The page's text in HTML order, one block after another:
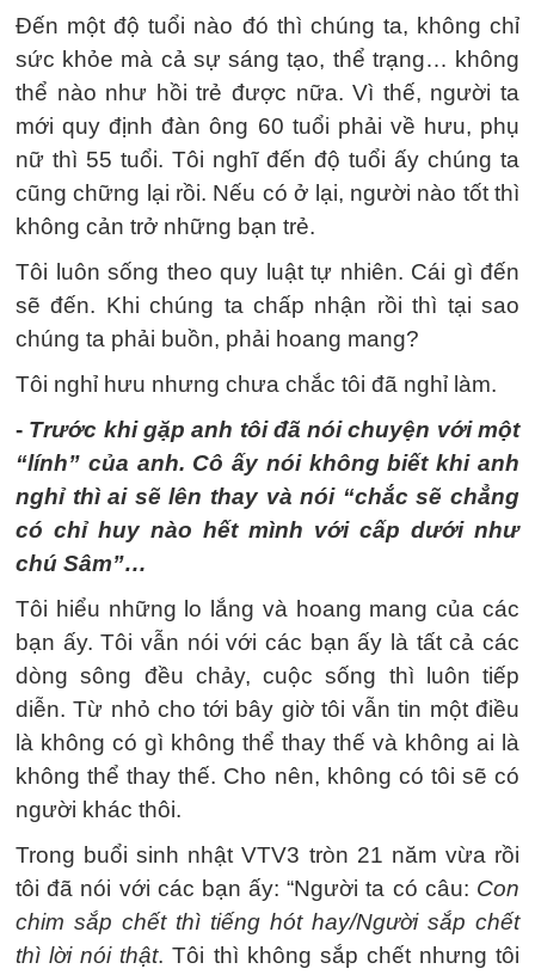
Đến một độ tuổi nào đó thì chúng ta, không chỉ
sức khỏe mà cả sự sáng tạo, thể trạng… không
thể nào như hồi trẻ được nữa. Vì thế, người ta
mới quy định đàn ông 60 tuổi phải về hưu, phụ
nữ thì 55 tuổi. Tôi nghĩ đến độ tuổi ấy chúng ta
cũng chững lại rồi. Nếu có ở lại, người nào tốt thì
không cản trở những bạn trẻ.
Tôi luôn sống theo quy luật tự nhiên. Cái gì đến
sẽ đến. Khi chúng ta chấp nhận rồi thì tại sao
chúng ta phải buồn, phải hoang mang?
Tôi nghỉ hưu nhưng chưa chắc tôi đã nghỉ làm.
- Trước khi gặp anh tôi đã nói chuyện với một
“lính” của anh. Cô ấy nói không biết khi anh
nghỉ thì ai sẽ lên thay và nói “chắc sẽ chẳng
có chỉ huy nào hết mình với cấp dưới như
chú Sâm”…
Tôi hiểu những lo lắng và hoang mang của các
bạn ấy. Tôi vẫn nói với các bạn ấy là tất cả các
dòng sông đều chảy, cuộc sống thì luôn tiếp
diễn. Từ nhỏ cho tới bây giờ tôi vẫn tin một điều
là không có gì không thể thay thế và không ai là
không thể thay thế. Cho nên, không có tôi sẽ có
người khác thôi.
Trong buổi sinh nhật VTV3 tròn 21 năm vừa rồi
tôi đã nói với các bạn ấy: “Người ta có câu: Con
chim sắp chết thì tiếng hót hay/Người sắp chết
thì lời nói thật. Tôi thì không sắp chết nhưng tôi